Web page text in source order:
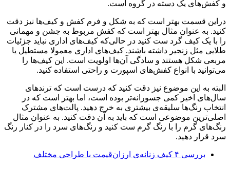
و کفش‌های یک دسته در گروه است.
دراین قسمت بهتر است که به شکل و فرم کفش و کیف‌ها نیز دقت
کنید. به عنوان مثال بهتر است که کفش مربوط به جشن و مهمانی
را با یک کیف گرد ست کنید در حالی‌که کیف‌های اداری نباید جزئیات
طلایی مثل زنجیر داشته باشند. کیف‌های اداری معمولا مستطیل یا
مربعی شکل هستند و سادگی آن‌ها اولویت است. این کیف‌ها را
می‌توانید با انواع کفش‌های اسپورت و راحتی استفاده کنید.
البته به این موضوع نیز دقت کنید که درست است که ترندهای
سال‌های اخیر کمی جسورانه‌تر بوده است، اما بهتر است که در
انتخاب رنگ‌ها سلیقه‌ی بیشتری به خرج دهید. پالت‌های مشترک
اصلی‌ترین موضوعی است که باید به آن دقت کنید. به عنوان مثال
رنگ‌های گرم را با رنگ گرم ست کنید و رنگ‌های سرد را در کنار رنگ
سرد قرار دهید.
بررسی ۴ کیف زنانه‌ی ارزان‌قیمت با طراحی مختلف